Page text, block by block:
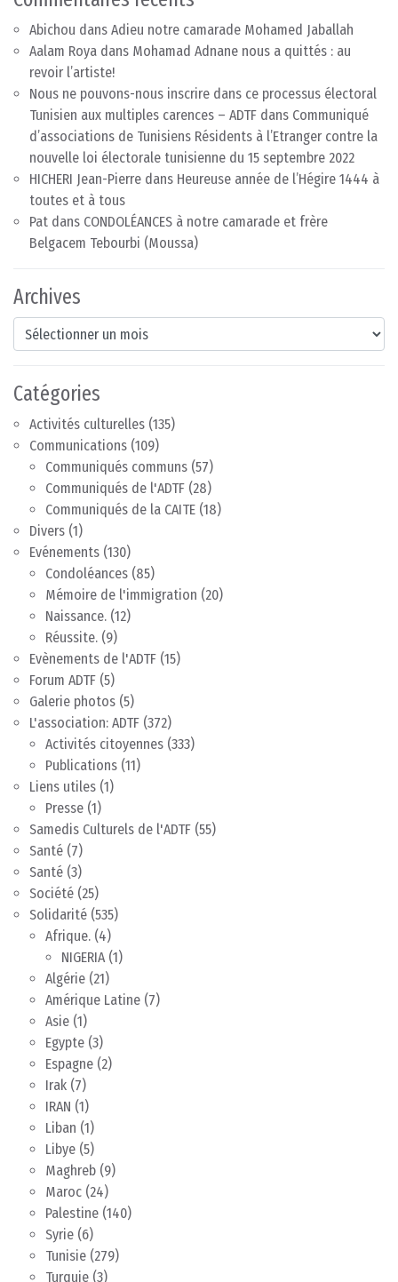
Abichou dans Adieu notre camarade Mohamed Jaballah
Aalam Roya dans Mohamad Adnane nous a quittés : au
revoir l’artiste!
Nous ne pouvons-nous inscrire dans ce processus électoral
Tunisien aux multiples carences – ADTF dans Communiqué
d’associations de Tunisiens Résidents à l’Etranger contre la
nouvelle loi électorale tunisienne du 15 septembre 2022
HICHERI Jean-Pierre dans Heureuse année de l’Hégire 1444 à
toutes et à tous
Pat dans CONDOLÉANCES à notre camarade et frère
Belgacem Tebourbi (Moussa)
Archives
Archives
Catégories
Activités culturelles (135)
Communications (109)
Communiqués communs (57)
Communiqués de l'ADTF (28)
Communiqués de la CAITE (18)
Divers (1)
Evénements (130)
Condoléances (85)
Mémoire de l'immigration (20)
Naissance. (12)
Réussite. (9)
Evènements de l'ADTF (15)
Forum ADTF (5)
Galerie photos (5)
L'association: ADTF (372)
Activités citoyennes (333)
Publications (11)
Liens utiles (1)
Presse (1)
Samedis Culturels de l'ADTF (55)
Santé (7)
Santé (3)
Société (25)
Solidarité (535)
Afrique. (4)
NIGERIA(1)
Algérie (21)
Amérique Latine (7)
Asie (1)
Egypte (3)
Espagne (2)
Irak (7)
IRAN (1)
Liban (1)
Libye (5)
Maghreb (9)
Maroc (24)
Palestine (140)
Syrie (6)
Tunisie (279)
Turquie (3)